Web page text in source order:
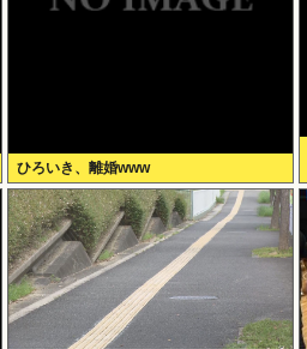
ひろいき、離婚www